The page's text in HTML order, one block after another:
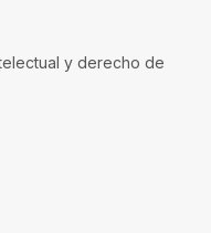
y derecho de